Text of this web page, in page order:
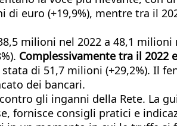
euro (+19,9%), mentre tra il
milioni nel 2022 a 48,1 milioni
Complessivamente tra il 2022
di 51,7 milioni (+29,2%). Il
dei bancari.
gli inganni della Rete. La
fornisce consigli pratici e